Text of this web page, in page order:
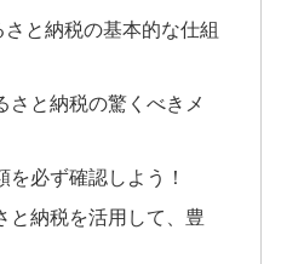
と納税の基本的な仕組
さと納税の驚くべきメ
必ず確認しよう！
と納税を活用して、豊